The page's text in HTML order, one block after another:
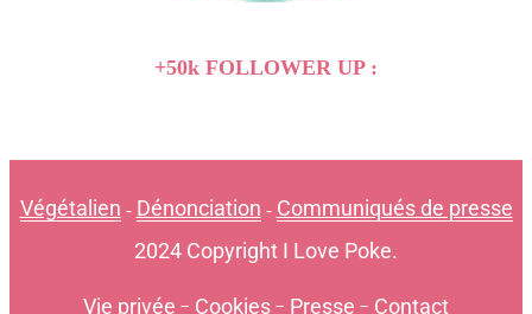
+50k FOLLOWER UP :
Végétalien - Dénonciation - Communiqués de presse
2024 Copyright I Love Poke.
Vie privée - Cookies- Presse - Contact